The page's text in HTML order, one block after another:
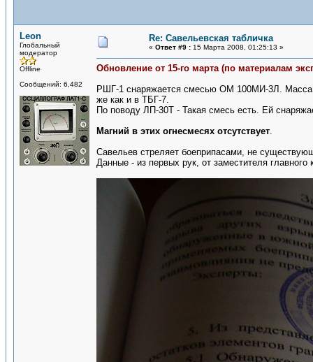
Leon
Глобальный
модератор
Offline
Сообщений: 6,482
Re: Савельевская табличка
« Ответ #9 : 15 Марта 2008, 01:25:13 »
Обновление от 15-го марта (по материалам
РШГ-1 снаряжается смесью ОМ 100МИ-3Л. Масса
же как и в ТБГ-7.
По поводу ЛП-30Т - Такая смесь есть. Ей
Магний в этих огнесмесях отсутствует.
Савельев стреляет боеприпасами, не
Данные - из первых рук, от заместителя главного